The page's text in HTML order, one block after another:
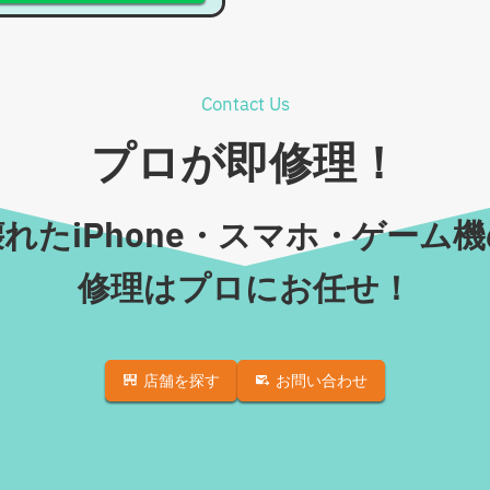
Contact Us
プロが即修理！
たiPhone・スマホ・ゲーム
修理はプロにお任せ！
店舗を探す お問い合わせ